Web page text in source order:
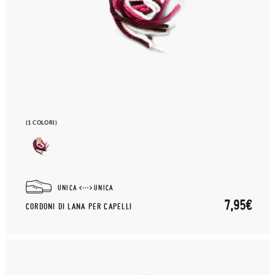
(1 COLORI)
UNICA UNICA
CORDONI DI LANA PER CAPELLI 7,95€